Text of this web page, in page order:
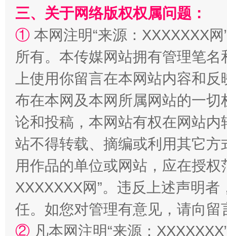
阿坝州三大球赛在茂县开幕 规模
国家大学科技园优化重塑工作
三、关于网络版权权属问题：
① 本网注明“来源：XXXXXXX
所有。本传媒网站拥有管理笔
上使用你留言在本网站内容和
布在本网及本网所属网站的一
论和投稿，本网站有权在网站
站不得转载、摘编或利用其它
用作品的单位或网站，应在授
XXXXXXX网”。违反上述声明
任。如您对管理有意见，请向
② 凡本网注明“来源：